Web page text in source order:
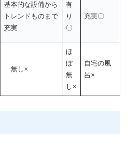
基本的な設備から
トレンドものまで
充実
有
り
〇
充実〇
無し×
ほ
ぼ
無
し×
自宅の風
呂×